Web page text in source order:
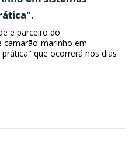
e parceiro do
camarão-marinho em
que ocorrerá nos dias